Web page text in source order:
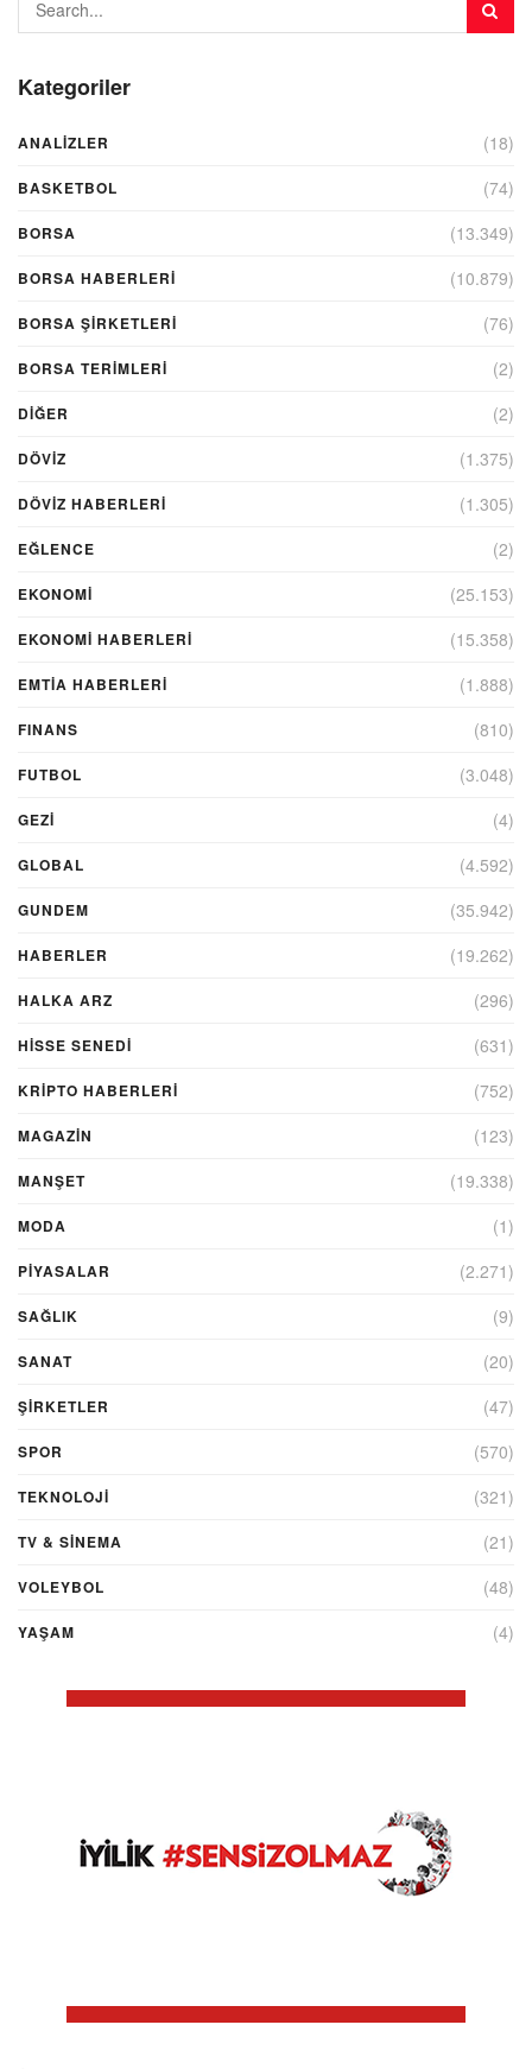
Kategoriler
ANALIZLER (18)
BASKETBOL (74)
BORSA (13.349)
BORSA HABERLERI (10.879)
BORSA ŞIRKETLERI (76)
BORSA TERIMLERI (2)
DIĞER (2)
DÖVİZ (1.375)
DÖVIZ HABERLERI (1.305)
EĞLENCE (2)
EKONOMİ (25.153)
EKONOMI HABERLERI (15.358)
EMTIA HABERLERI (1.888)
FINANS (810)
FUTBOL (3.048)
GEZI (4)
GLOBAL (4.592)
GUNDEM (35.942)
HABERLER (19.262)
HALKA ARZ (296)
HİSSE SENEDİ (631)
KRIPTO HABERLERI (752)
MAGAZİN (123)
MANŞET (19.338)
MODA (1)
PİYASALAR (2.271)
SAĞLIK (9)
SANAT (20)
ŞIRKETLER (47)
SPOR (570)
TEKNOLOJİ (321)
TV & SINEMA (21)
VOLEYBOL (48)
YAŞAM (4)